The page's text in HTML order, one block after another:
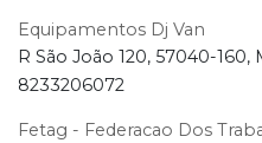
Equipamentos Dj Van
R São João 120, 57040-160,
8233206072
Fetag - Federacao Dos